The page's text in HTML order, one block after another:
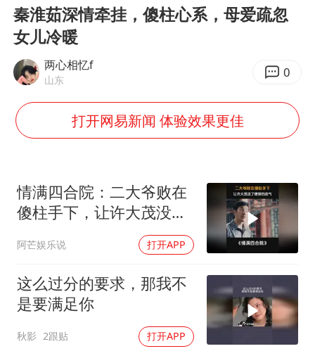
五粮液渠道价一箱上涨近百元
中国养老床位“三连降”
女子利用漏洞0元薅走3000多件家电
东方甄选被判赔偿江小白30万元
奋进开新局 实干挑大梁
秦淮茹深情牵挂，傻柱心系，母爱疏忽
女儿冷暖
两心相忆f
山东 0
打开网易新闻 体验效果更佳
情满四合院：二大爷败在
傻柱手下，让许大茂没了
阿芒娱乐说 打开APP
这么过分的要求，那我不
是要满足你
秋影 2跟贴 打开APP